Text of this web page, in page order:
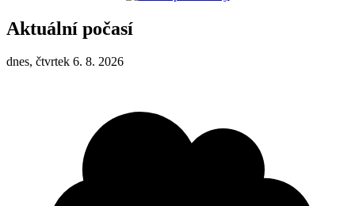
Aktuální počasí
dnes, čtvrtek 6. 8. 2026